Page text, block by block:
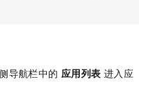
导航栏中的 应用列表 进入应